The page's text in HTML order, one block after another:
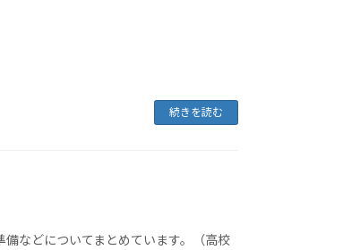
続きを読む
などについてまとめています。（高校